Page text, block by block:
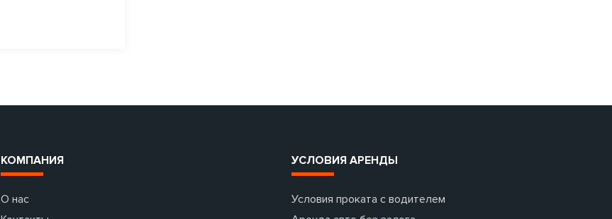
КОМПАНИЯ
О нас
УСЛОВИЯ АРЕНДЫ
Условия проката с водителем